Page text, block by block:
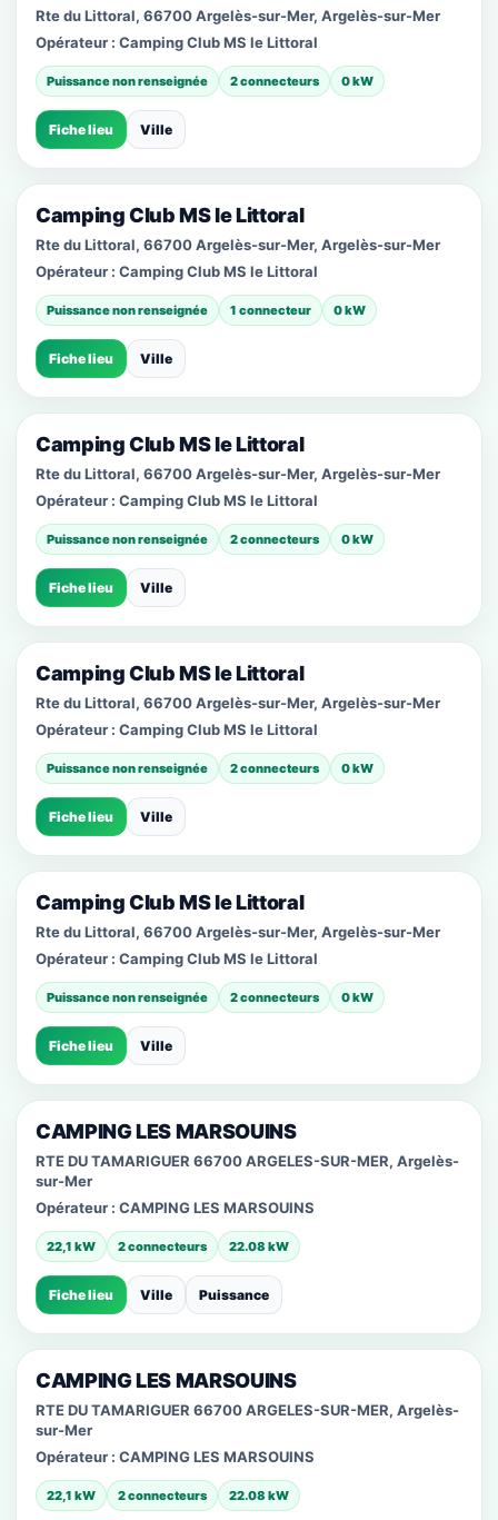
Rte du Littoral, 66700 Argelès-sur-Mer, Argelès-sur-Mer
Opérateur : Camping Club MS le Littoral
Puissance non renseignée 2 connecteurs 0 kW
Fiche lieu Ville
Camping Club MS le Littoral
Rte du Littoral, 66700 Argelès-sur-Mer, Argelès-sur-Mer
Opérateur : Camping Club MS le Littoral
Puissance non renseignée 1 connecteur 0 kW
Fiche lieu Ville
Camping Club MS le Littoral
Rte du Littoral, 66700 Argelès-sur-Mer, Argelès-sur-Mer
Opérateur : Camping Club MS le Littoral
Puissance non renseignée 2 connecteurs 0 kW
Fiche lieu Ville
Camping Club MS le Littoral
Rte du Littoral, 66700 Argelès-sur-Mer, Argelès-sur-Mer
Opérateur : Camping Club MS le Littoral
Puissance non renseignée 2 connecteurs 0 kW
Fiche lieu Ville
Camping Club MS le Littoral
Rte du Littoral, 66700 Argelès-sur-Mer, Argelès-sur-Mer
Opérateur : Camping Club MS le Littoral
Puissance non renseignée 2 connecteurs 0 kW
Fiche lieu Ville
CAMPING LES MARSOUINS
RTE DU TAMARIGUER 66700 ARGELES-SUR-MER, Argelès-
sur-Mer
Opérateur : CAMPING LES MARSOUINS
22,1 kW 2 connecteurs 22.08 kW
Fiche lieu Ville Puissance
CAMPING LES MARSOUINS
RTE DU TAMARIGUER 66700 ARGELES-SUR-MER, Argelès-
sur-Mer
Opérateur : CAMPING LES MARSOUINS
22,1 kW 2 connecteurs 22.08 kW